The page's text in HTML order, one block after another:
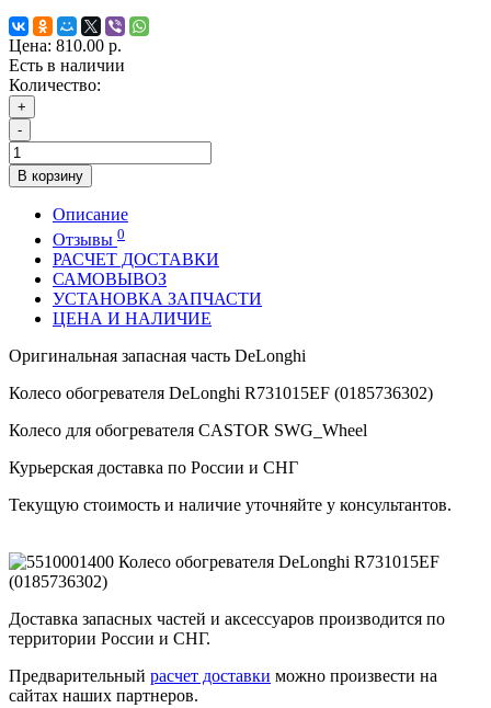
Цена: 810.00 р.
Есть в наличии
Количество:
+
-
В корзину
Описание
Отзывы 0
РАСЧЕТ ДОСТАВКИ
САМОВЫВОЗ
УСТАНОВКА ЗАПЧАСТИ
ЦЕНА И НАЛИЧИЕ
Оригинальная запасная часть DeLonghi
Колесо обогревателя DeLonghi R731015EF (0185736302)
Колесо для обогревателя CASTOR SWG_Wheel
Курьерская доставка по России и СНГ
Текущую стоимость и наличие уточняйте у консультантов.
Доставка запасных частей и аксессуаров производится по
территории России и СНГ.
Предварительный расчет доставки можно произвести на
сайтах наших партнеров.